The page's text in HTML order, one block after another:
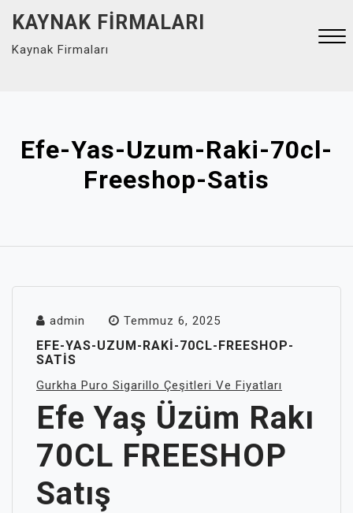
content
KAYNAK FIRMALARI
Kaynak Firmaları
Efe-Yas-Uzum-Raki-70cl-
Freeshop-Satis
admin Temmuz 6, 2025
EFE-YAS-UZUM-RAKI-70CL-FREESHOP-
SATIS
Gurkha Puro Sigarillo Çeşitleri Ve Fiyatları
Efe Yaş Üzüm Rakı
70CL FREESHOP
Satış